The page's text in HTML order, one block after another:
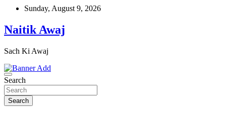
Skip
content
Sunday, August 9, 2026
Naitik Awaj
Sach Ki Awaj
Search
Search